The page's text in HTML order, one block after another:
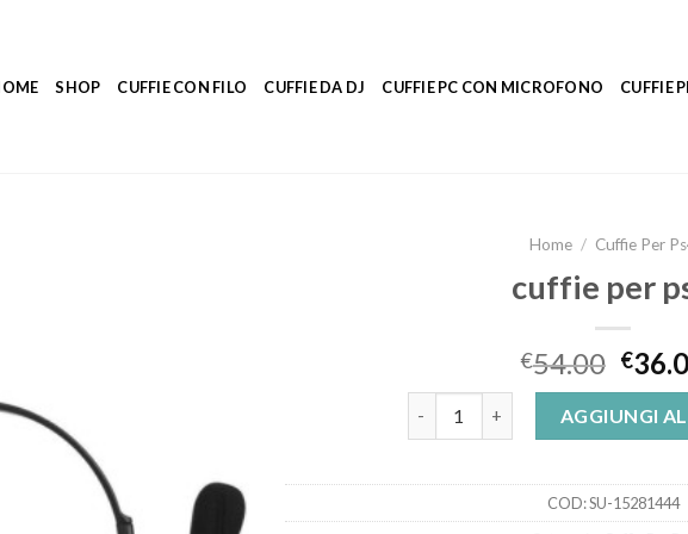
SHOP CUFFIE CON FILO CUFFIE DA DJ CUFFIE PC CON MICROFONO CUFFIE
Home / Cuffie Per
cuffie per
€54.00 €
AGGIUNGI
COD:SU-15281444